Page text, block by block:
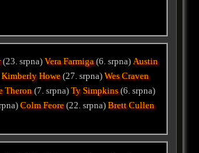
(23. srpna)Vera Farmiga(6. srpna)Austin
Kimberly Howe(27. srpna)Wes Craven
Theron(7. srpna)Ty Simpkins(6. srpna)
Colm Feore(22. srpna)Brett Cullen